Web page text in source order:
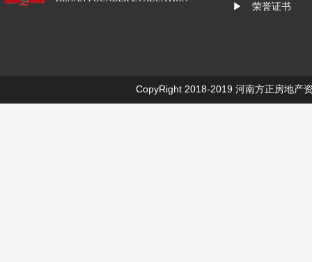
▶ 荣誉证书
CopyRight 2018-2019 河南方正房地产